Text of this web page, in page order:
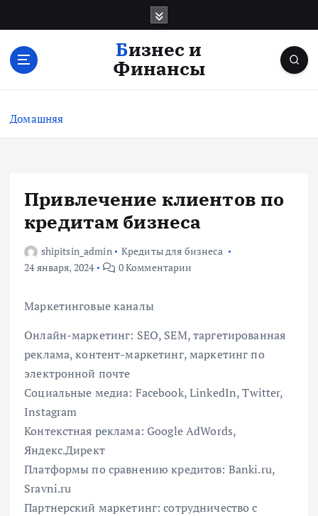
с
Бизнес и
Финансы
Домашняя
Привлечение клиентов по
кредитам бизнеса
shipitsin_admin
Кредиты для бизнеса
24 января, 2024
0 Комментарии
Маркетинговые каналы
Онлайн-маркетинг: SEO, SEM, таргетированная
реклама, контент-маркетинг, маркетинг по
электронной почте
Социальные медиа: Facebook, LinkedIn, Twitter,
Instagram
Контекстная реклама: Google AdWords,
Яндекс.Директ
Платформы по сравнению кредитов: Banki.ru,
Sravni.ru
Партнерский маркетинг: сотрудничество с